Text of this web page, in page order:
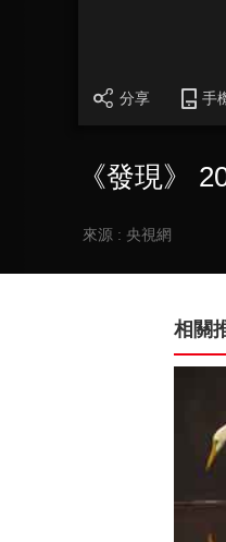
分享 手
《發現》
來源 : 央視網
相關